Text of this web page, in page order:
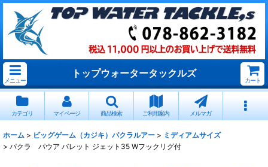
メニュー
トップウォータータックルズ
カート
カテゴリ マイページ 商品検索 ご利用案内 メルマガ
ホーム > ビッグゲーム（カジキ）パクラルアー > ミディアムサイズ
> パクラ パウア バレット ジェット35 Wフックリグ付